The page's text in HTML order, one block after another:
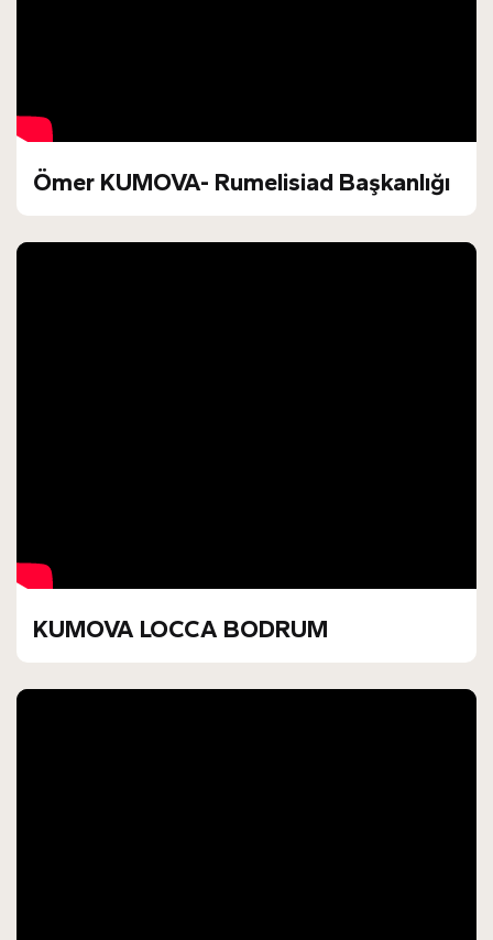
Ömer KUMOVA- Rumelisiad Başkanlığı
KUMOVA LOCCA BODRUM